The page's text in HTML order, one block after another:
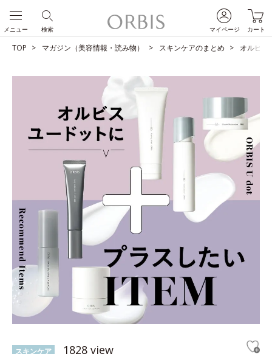
マイページ カート
検索
メニュー
TOP マガジン（美容情報・読み物） スキンケアのまとめ オルビス
スキンケア 1828 view